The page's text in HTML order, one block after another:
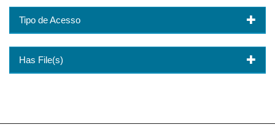
Tipo de Acesso
Has File(s)